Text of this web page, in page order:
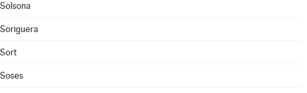
Solsona
Soriguera
Sort
Soses